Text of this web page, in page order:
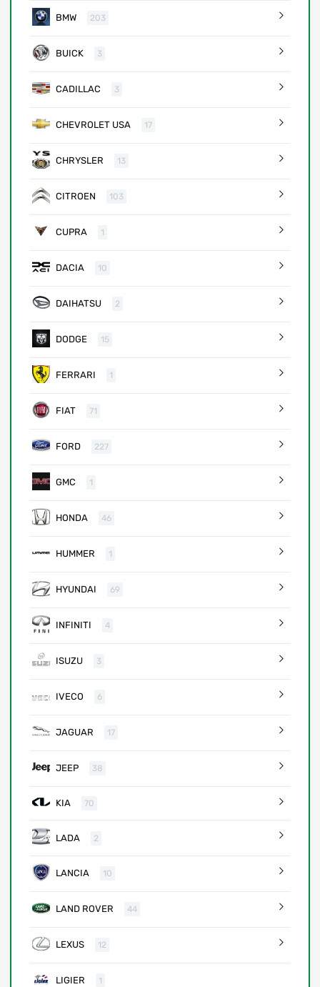
BMW 203
BUICK 3
CADILLAC 3
CHEVROLET USA 17
CHRYSLER 13
CITROEN 103
CUPRA 1
DACIA 10
DAIHATSU 2
DODGE 15
FERRARI 1
FIAT 71
FORD 227
GMC 1
HONDA 46
HUMMER 1
HYUNDAI 69
INFINITI 4
ISUZU 3
IVECO 6
JAGUAR 17
JEEP 38
KIA 70
LADA 2
LANCIA 10
LAND ROVER 44
LEXUS 12
LIGIER 1